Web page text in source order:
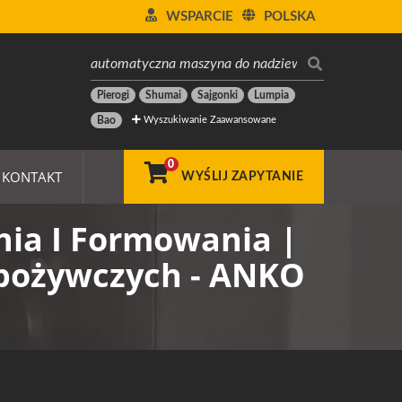
POLSKA
WSPARCIE
Pierogi Shumai Sajgonki Lumpia
Bao Wyszukiwanie Zaawansowane
KONTAKT
0
WYŚLIJ ZAPYTANIE
I Formowania |
- ANKO